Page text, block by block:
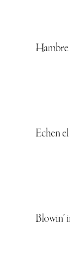
Hambre
Echen
Blowin’